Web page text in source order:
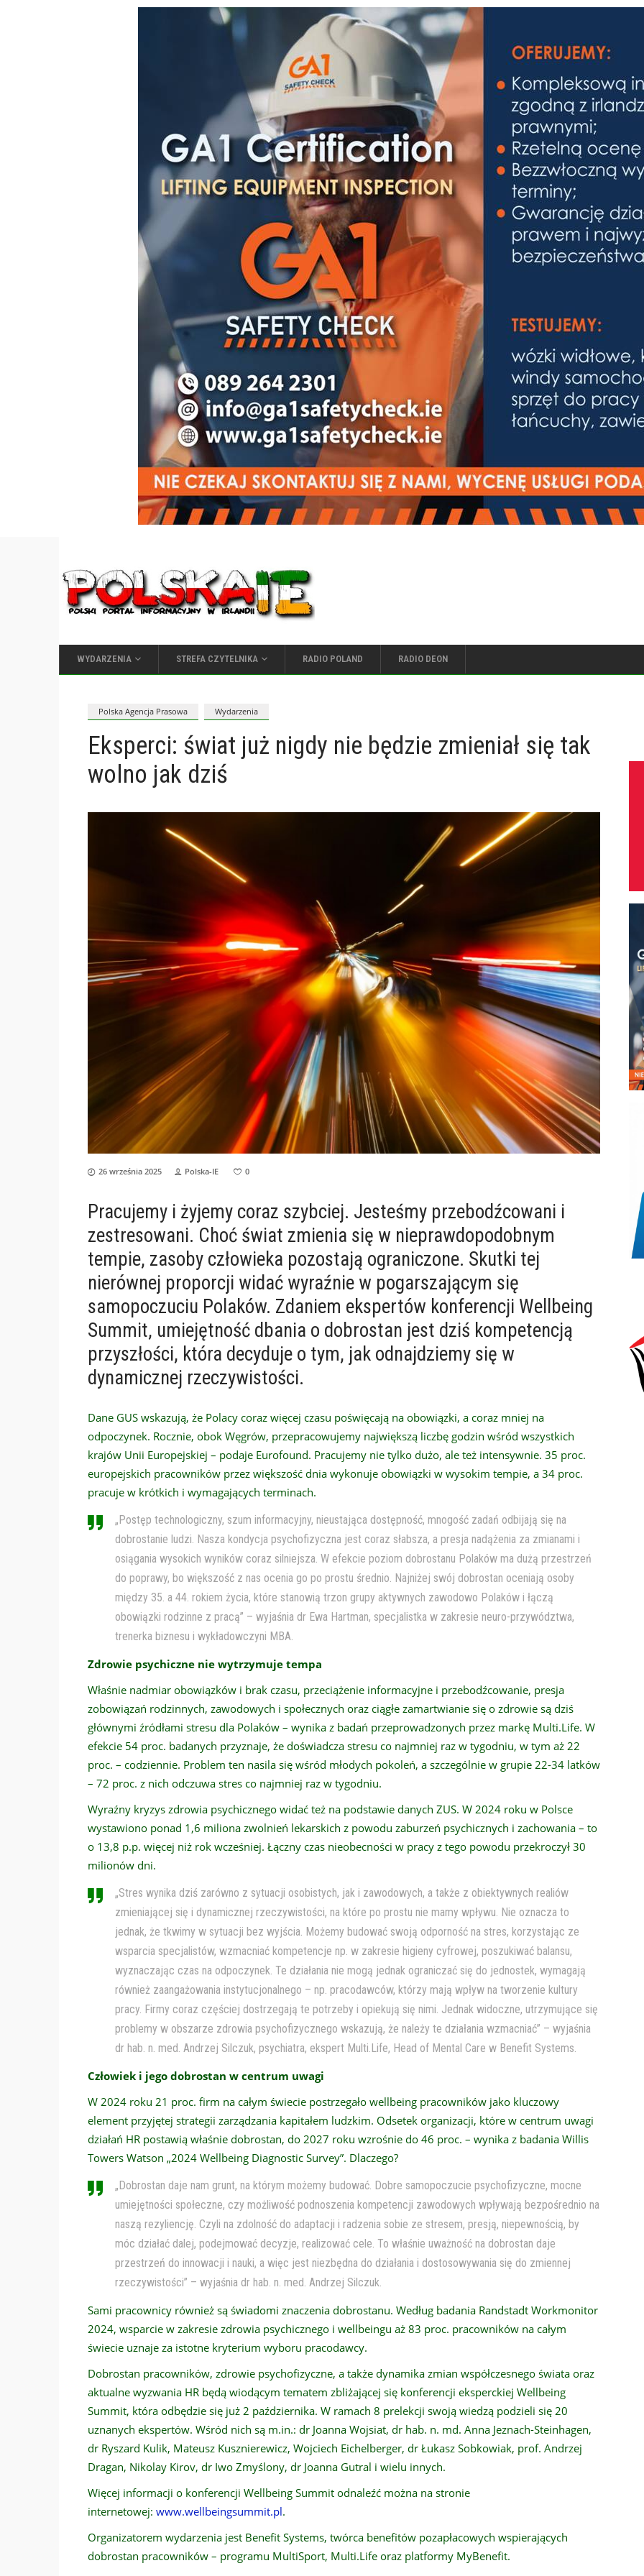
WYDARZENIA STREFA CZYTELNIKA RADIO POLAND RADIO DEON
Polska Agencja Prasowa Wydarzenia
Eksperci: świat już nigdy nie będzie zmieniał się tak
wolno jak dziś
26 września 2025 Polska-IE 0
Pracujemy i żyjemy coraz szybciej. Jesteśmy przebodźcowani i
zestresowani. Choć świat zmienia się w nieprawdopodobnym
tempie, zasoby człowieka pozostają ograniczone. Skutki tej
nierównej proporcji widać wyraźnie w pogarszającym się
samopoczuciu Polaków. Zdaniem ekspertów konferencji Wellbeing
Summit, umiejętność dbania o dobrostan jest dziś kompetencją
przyszłości, która decyduje o tym, jak odnajdziemy się w
dynamicznej rzeczywistości.
Dane GUS wskazują, że Polacy coraz więcej czasu poświęcają na obowiązki, a coraz mniej na
odpoczynek. Rocznie, obok Węgrów, przepracowujemy największą liczbę godzin wśród wszystkich
krajów Unii Europejskiej – podaje Eurofound. Pracujemy nie tylko dużo, ale też intensywnie. 35 proc.
europejskich pracowników przez większość dnia wykonuje obowiązki w wysokim tempie, a 34 proc.
pracuje w krótkich i wymagających terminach.
„Postęp technologiczny, szum informacyjny, nieustająca dostępność, mnogość zadań odbijają się na
dobrostanie ludzi. Nasza kondycja psychofizyczna jest coraz słabsza, a presja nadążenia za zmianami i
osiągania wysokich wyników coraz silniejsza. W efekcie poziom dobrostanu Polaków ma dużą przestrzeń
do poprawy, bo większość z nas ocenia go po prostu średnio. Najniżej swój dobrostan oceniają osoby
między 35. a 44. rokiem życia, które stanowią trzon grupy aktywnych zawodowo Polaków i łączą
obowiązki rodzinne z pracą” – wyjaśnia dr Ewa Hartman, specjalistka w zakresie neuro-przywództwa,
trenerka biznesu i wykładowczyni MBA.
Zdrowie psychiczne nie wytrzymuje tempa
Właśnie nadmiar obowiązków i brak czasu, przeciążenie informacyjne i przebodźcowanie, presja
zobowiązań rodzinnych, zawodowych i społecznych oraz ciągłe zamartwianie się o zdrowie są dziś
głównymi źródłami stresu dla Polaków – wynika z badań przeprowadzonych przez markę Multi.Life. W
efekcie 54 proc. badanych przyznaje, że doświadcza stresu co najmniej raz w tygodniu, w tym aż 22
proc. – codziennie. Problem ten nasila się wśród młodych pokoleń, a szczególnie w grupie 22-34 latków
– 72 proc. z nich odczuwa stres co najmniej raz w tygodniu.
Wyraźny kryzys zdrowia psychicznego widać też na podstawie danych ZUS. W 2024 roku w Polsce
wystawiono ponad 1,6 miliona zwolnień lekarskich z powodu zaburzeń psychicznych i zachowania – to
o 13,8 p.p. więcej niż rok wcześniej. Łączny czas nieobecności w pracy z tego powodu przekroczył 30
milionów dni.
„Stres wynika dziś zarówno z sytuacji osobistych, jak i zawodowych, a także z obiektywnych realiów
zmieniającej się i dynamicznej rzeczywistości, na które po prostu nie mamy wpływu. Nie oznacza to
jednak, że tkwimy w sytuacji bez wyjścia. Możemy budować swoją odporność na stres, korzystając ze
wsparcia specjalistów, wzmacniać kompetencje np. w zakresie higieny cyfrowej, poszukiwać balansu,
wyznaczając czas na odpoczynek. Te działania nie mogą jednak ograniczać się do jednostek, wymagają
również zaangażowania instytucjonalnego – np. pracodawców, którzy mają wpływ na tworzenie kultury
pracy. Firmy coraz częściej dostrzegają te potrzeby i opiekują się nimi. Jednak widoczne, utrzymujące się
problemy w obszarze zdrowia psychofizycznego wskazują, że należy te działania wzmacniać” – wyjaśnia
dr hab. n. med. Andrzej Silczuk, psychiatra, ekspert Multi.Life, Head of Mental Care w Benefit Systems.
Człowiek i jego dobrostan w centrum uwagi
W 2024 roku 21 proc. firm na całym świecie postrzegało wellbeing pracowników jako kluczowy
element przyjętej strategii zarządzania kapitałem ludzkim. Odsetek organizacji, które w centrum uwagi
działań HR postawią właśnie dobrostan, do 2027 roku wzrośnie do 46 proc. – wynika z badania Willis
Towers Watson „2024 Wellbeing Diagnostic Survey”. Dlaczego?
„Dobrostan daje nam grunt, na którym możemy budować. Dobre samopoczucie psychofizyczne, mocne
umiejętności społeczne, czy możliwość podnoszenia kompetencji zawodowych wpływają bezpośrednio na
naszą rezyliencję. Czyli na zdolność do adaptacji i radzenia sobie ze stresem, presją, niepewnością, by
móc działać dalej, podejmować decyzje, realizować cele. To właśnie uważność na dobrostan daje
przestrzeń do innowacji i nauki, a więc jest niezbędna do działania i dostosowywania się do zmiennej
rzeczywistości” – wyjaśnia dr hab. n. med. Andrzej Silczuk.
Sami pracownicy również są świadomi znaczenia dobrostanu. Według badania Randstadt Workmonitor
2024, wsparcie w zakresie zdrowia psychicznego i wellbeingu aż 83 proc. pracowników na całym
świecie uznaje za istotne kryterium wyboru pracodawcy.
Dobrostan pracowników, zdrowie psychofizyczne, a także dynamika zmian współczesnego świata oraz
aktualne wyzwania HR będą wiodącym tematem zbliżającej się konferencji eksperckiej Wellbeing
Summit, która odbędzie się już 2 października. W ramach 8 prelekcji swoją wiedzą podzieli się 20
uznanych ekspertów. Wśród nich są m.in.: dr Joanna Wojsiat, dr hab. n. md. Anna Jeznach-Steinhagen,
dr Ryszard Kulik, Mateusz Kusznierewicz, Wojciech Eichelberger, dr Łukasz Sobkowiak, prof. Andrzej
Dragan, Nikolay Kirov, dr Iwo Zmyślony, dr Joanna Gutral i wielu innych.
Więcej informacji o konferencji Wellbeing Summit odnaleźć można na stronie
internetowej: www.wellbeingsummit.pl.
Organizatorem wydarzenia jest Benefit Systems, twórca benefitów pozapłacowych wspierających
dobrostan pracowników – programu MultiSport, Multi.Life oraz platformy MyBenefit.